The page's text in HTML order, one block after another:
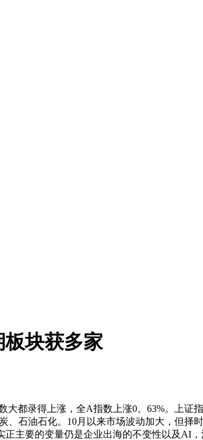
块获多家
录得上涨，全A指数上涨0。63%。上证
、石油石化。10月以来市场波动加大，但
主要的变量仍是企业出海的不变性以及AI